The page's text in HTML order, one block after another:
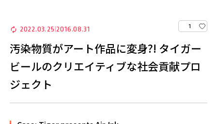
2022.03.25 2016.08.31 1
汚染物質がアート作品に変身?! タイガー
ビールのクリエイティブな社会貢献プロ
ジェクト